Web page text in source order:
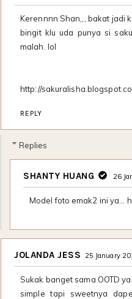
Kerennnn Shan,,, bakat jadi
bingit klu uda punya si
malah. lol
http://
REPLY
Replies
SHANTY HUANG 26
Model foto emak2 ini ya…
JOLANDA JESS 25 January
Sukak banget sama OOTD
simple tapi sweetnya